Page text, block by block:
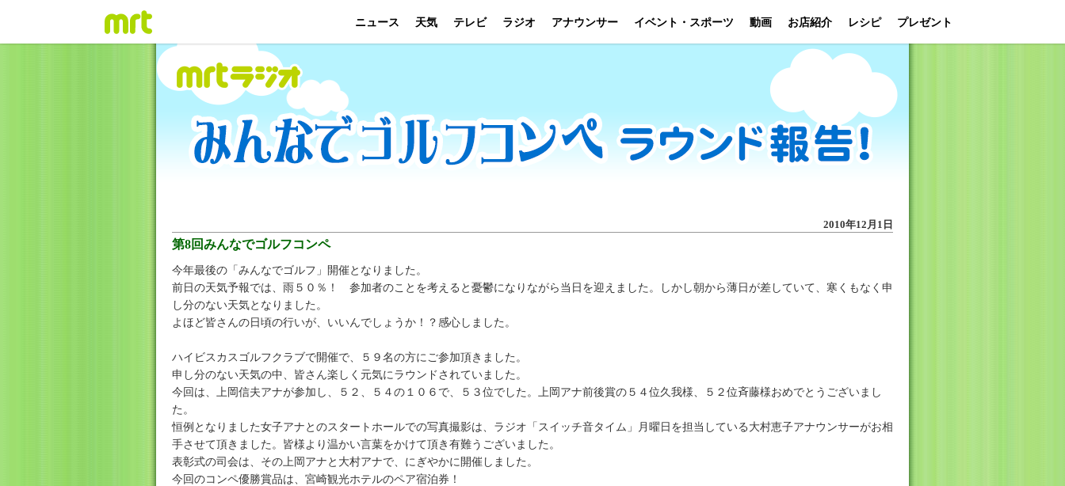
ニュース 天気 テレビ ラジオ アナウンサー イベント・スポーツ 動画 お店紹介 レシピ プレゼント
2010年12月1日
第8回みんなでゴルフコンペ
今年最後の「みんなでゴルフ」開催となりました。
前日の天気予報では、雨５０％！ 参加者のことを考えると憂鬱になりながら当日を迎えました。しかし朝から薄日が差していて、寒くもなく申
し分のない天気となりました。
よほど皆さんの日頃の行いが、いいんでしょうか！？感心しました。
ハイビスカスゴルフクラブで開催で、５９名の方にご参加頂きました。
申し分のない天気の中、皆さん楽しく元気にラウンドされていました。
今回は、上岡信夫アナが参加し、５２、５４の１０６で、５３位でした。上岡アナ前後賞の５４位久我様、５２位斉藤様おめでとうございまし
た。
恒例となりました女子アナとのスタートホールでの写真撮影は、ラジオ「スイッチ音タイム」月曜日を担当している大村恵子アナウンサーがお相
手させて頂きました。皆様より温かい言葉をかけて頂き有難うございました。
表彰式の司会は、その上岡アナと大村アナで、にぎやかに開催しました。
今回のコンペ優勝賞品は、宮崎観光ホテルのペア宿泊券！